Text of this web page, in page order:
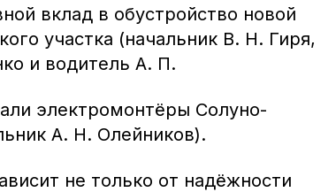
вклад в обустройство новой
участка (начальник В. Н. Гиря,
и водитель А. П.
электромонтёры Солуно-
А. Н. Олейников).
не только от надёжности